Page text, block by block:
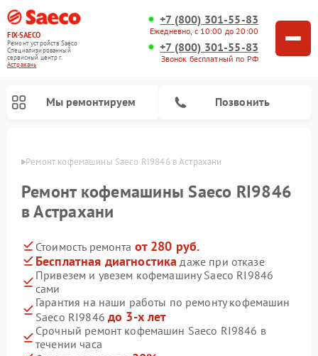
FIX-SAECO
Ремонт устройств Saeco
Специализированный
cервисный центр г.
Астрахань
+7 (800) 301-55-83
Ежедневно, с 10:00 до 20:00
+7 (800) 301-55-83
Звонок бесплатный по РФ
Мы ремонтируем Позвонить
Ремонт кофемашины Saeco RI9846 в Астрахани
Ремонт кофемашины Saeco RI9846
в Астрахани
Стоимость ремонта от 280 руб.
Бесплатная диагностика даже при отказе
Привезем и увезем кофемашину Saeco RI9846
сами
Гарантия на наши работы по ремонту кофемашин
Saeco RI9846 до 3-х лет
Срочный ремонт кофемашин Saeco RI9846 в
течении часа